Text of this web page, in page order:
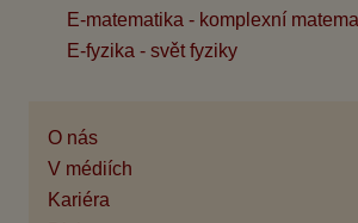
E-matematika - komplexní
E-fyzika - svět fyziky
O nás
V médiích
Kariéra